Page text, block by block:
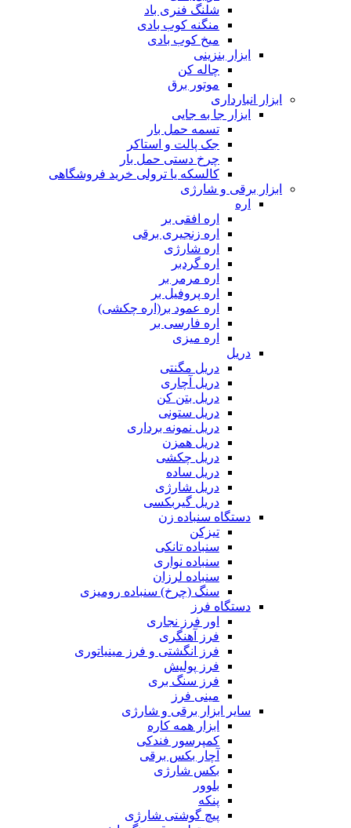
شلنگ فنری باد
منگنه کوب بادی
میخ کوب بادی
ابزار بنزینی
چاله کن
موتور برق
ابزار انبارداری
ابزار جا به جایی
تسمه حمل بار
جک پالت و استاکر
چرخ دستی حمل بار
کالسکه یا ترولی خرید فروشگاهی
ابزار برقی و شارژی
اره
اره افقی بر
اره زنجیری برقی
اره شارژی
اره گردبر
اره مرمر بر
اره پروفیل بر
اره عمود بر(اره چکشی)
اره فارسی بر
اره میزی
دریل
دریل مگنتی
دریل آچاری
دریل بتن کن
دریل ستونی
دریل نمونه برداری
دریل همزن
دریل چکشی
دریل ساده
دریل شارژی
دریل گیربکسی
دستگاه سنباده زن
تیزکن
سنباده تانکی
سنباده نواری
سنباده لرزان
سنگ (چرخ) سنباده رومیزی
دستگاه فرز
اور فرز نجاری
فرز آهنگری
فرز انگشتی و فرز مینیاتوری
فرز پولیش
فرز سنگ بری
مینی فرز
سایر ابزار برقی و شارژی
ابزار همه کاره
کمپرسور فندکی
آچار بکس برقی
بکس شارژی
بلوور
پنکه
پیچ گوشتی شارژی